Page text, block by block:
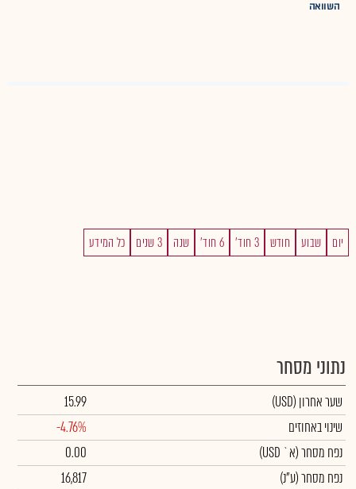
השוואה
יום שבוע חודש 3 חוד' 6 חוד' שנה 3 שנים כל המידע
נתוני מסחר
שער אחרון (USD)
15.99
שינוי באחוזים
-4.76%
נפח מסחר(א` USD)
0.00
נפח מסחר(ע"נ)
16,817